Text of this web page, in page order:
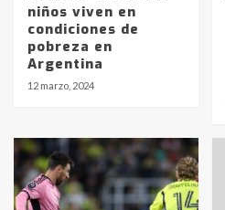
niños viven en
condiciones de
pobreza en
Argentina
12 marzo, 2024